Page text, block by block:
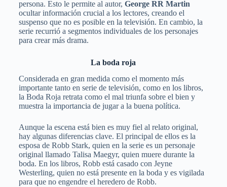
persona. Esto le permite al autor, George RR Martin
ocultar información crucial a los lectores, creando el
suspenso que no es posible en la televisión. En cambio, la
serie recurrió a segmentos individuales de los personajes
para crear más drama.
La boda roja
Considerada en gran medida como el momento más
importante tanto en serie de televisión, como en los libros,
la Boda Roja retrata como el mal triunfa sobre el bien y
muestra la importancia de jugar a la buena política.
Aunque la escena está bien es muy fiel al relato original,
hay algunas diferencias clave. El principal de ellos es la
esposa de Robb Stark, quien en la serie es un personaje
original llamado Talisa Maegyr, quien muere durante la
boda. En los libros, Robb está casado con Jeyne
Westerling, quien no está presente en la boda y es vigilada
para que no engendre el heredero de Robb.